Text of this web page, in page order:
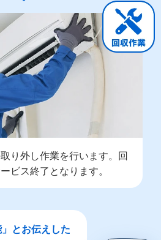
り外し作業を行います。回
ビス終了となります。
とお伝えした